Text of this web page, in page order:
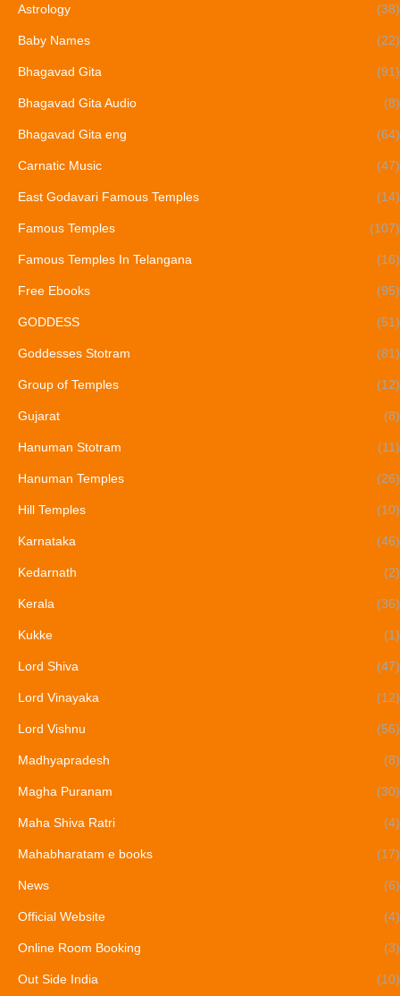
Astrology (38)
Baby Names (22)
Bhagavad Gita (91)
Bhagavad Gita Audio (8)
Bhagavad Gita eng (64)
Carnatic Music (47)
East Godavari Famous Temples (14)
Famous Temples (107)
Famous Temples In Telangana (16)
Free Ebooks (95)
GODDESS (51)
Goddesses Stotram (81)
Group of Temples (12)
Gujarat (8)
Hanuman Stotram (11)
Hanuman Temples (26)
Hill Temples (10)
Karnataka (46)
Kedarnath (2)
Kerala (36)
Kukke (1)
Lord Shiva (47)
Lord Vinayaka (12)
Lord Vishnu (56)
Madhyapradesh (8)
Magha Puranam (30)
Maha Shiva Ratri (4)
Mahabharatam e books (17)
News (6)
Official Website (4)
Online Room Booking (3)
Out Side India (10)